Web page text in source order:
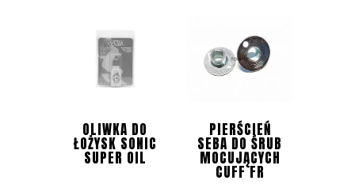
OLIWKA DO
ŁOŻYSK SONIC
SUPER OIL
PIERŚCIEŃ
SEBA DO ŚRUB
MOCUJĄCYCH
CUFF FR